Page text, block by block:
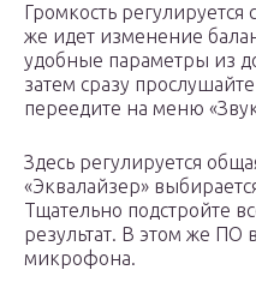
Громкость
же идет изменение
удобные параметры из
затем сразу
переедите на меню
Здесь регулируется
«Эквалайзер»
Тщательно подстройте
результат. В этом же ПО
микрофона.